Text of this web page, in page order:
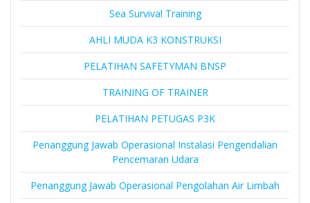
Sea Survival Training
AHLI MUDA K3 KONSTRUKSI
PELATIHAN SAFETYMAN BNSP
TRAINING OF TRAINER
PELATIHAN PETUGAS P3K
Penanggung Jawab Operasional Instalasi Pengendalian
Pencemaran Udara
Penanggung Jawab Operasional Pengolahan Air Limbah